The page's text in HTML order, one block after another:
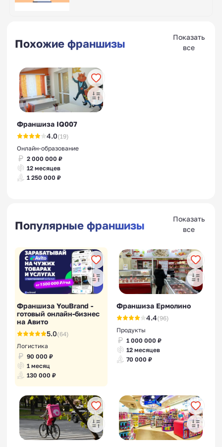
Похожие франшизы
Показать
все
Франшиза IQ007
4.0(19)
Онлайн-образование
2 000 000 ₽
12 месяцев
1 250 000 ₽
Популярные франшизы
Показать
все
Франшиза YouBrand -
готовый онлайн-бизнес
на Авито
5.0(64)
Логистика
90 000 ₽
1 месяц
130 000 ₽
Франшиза Ермолино
4.4(96)
Продукты
1 000 000 ₽
12 месяцев
70 000 ₽